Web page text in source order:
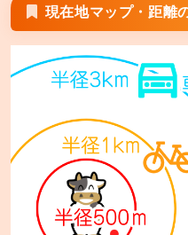
七輪焼肉 安安 秋津店
東京都清瀬市野塩5丁目
七輪焼肉 安安 西宮
札幌市手稲区西宮
七輪焼肉 安安 西
東京都荒川区西日
七輪焼肉 安安 札幌
現在地マップ・距離